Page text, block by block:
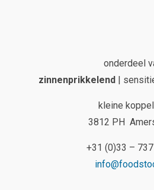
onderdeel
zinnenprikkelend
|
kleine
3812 PH
+31 (0)33 –